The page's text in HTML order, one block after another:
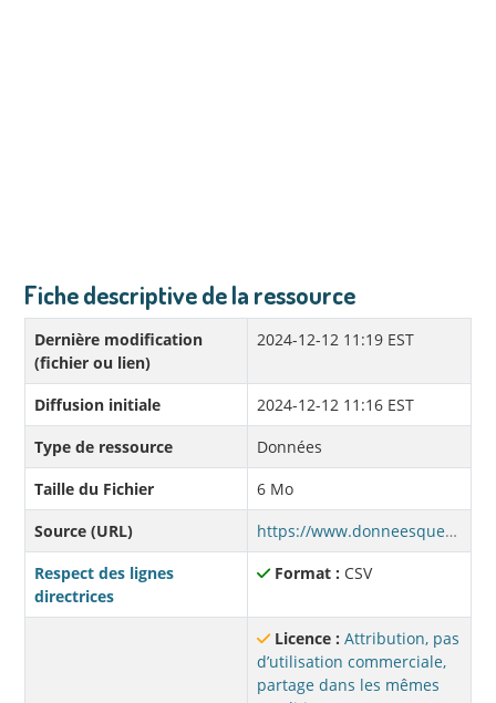
Fiche descriptive de la ressource
Dernière modification
(fichier ou lien)
2024-12-12 11:19 EST
Diffusion initiale
2024-12-12 11:16 EST
Type de ressource
Données
Taille du Fichier
6 Mo
Source (URL)
https://www.donneesquebec.ca/recherche/dataset/1c6567bf-8995-40b9-84a4-50faabae12f4/resource/f91f62f6-2bed-4bf1-891b-51255bf5fbba/download/bdl-phrases-grammaticales-agrammaticales.csv
Respect des lignes
directrices
Format : CSV
Licence : Attribution, pas
d’utilisation commerciale,
partage dans les mêmes